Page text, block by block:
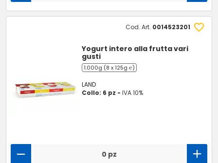
Cod. Art. 0014523201
Yogurt intero alla frutta vari
gusti
1.000g (8 x 125g ℮)
LAND
Collo: 6 pz -IVA 10%
0 pz